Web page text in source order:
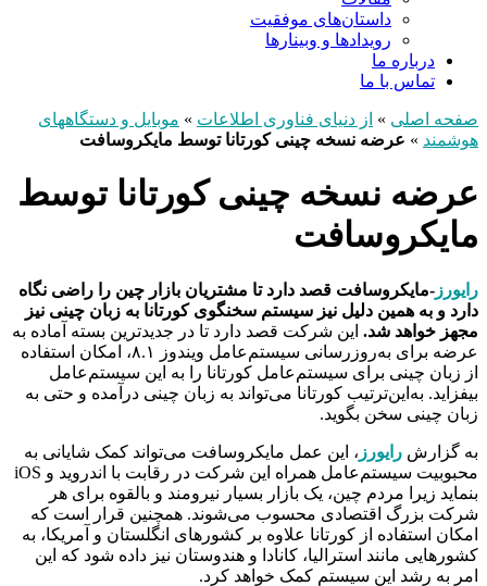
داستان‌های موفقیت
رویدادها و وبینارها
درباره ما
تماس با ما
صفحه اصلی » از دنیای فناوری اطلاعات » موبایل و دستگاههای
هوشمند » عرضه نسخه چینی کورتانا توسط مایکروسافت
عرضه نسخه چینی کورتانا توسط
مایکروسافت
رایورز -مایکروسافت قصد دارد تا مشتریان بازار چین را راضی نگاه
دارد و به همین دلیل نیز سیستم سخنگوی کورتانا به زبان چینی نیز
مجهز خواهد شد. این شرکت قصد دارد تا در جدیدترین بسته آماده به
عرضه برای به‌روزرسانی سیستم‌عامل ویندوز ۸.۱، امکان استفاده
از زبان چینی برای سیستم‌عامل کورتانا را به این سیستم‌عامل
بیفزاید. به‌این‌ترتیب کورتانا می‌تواند به زبان چینی درآمده و حتی به
زبان چینی سخن بگوید.
به گزارش رایورز ، این عمل مایکروسافت می‌تواند کمک شایانی به
محبوبیت سیستم‌عامل همراه این شرکت در رقابت با اندروید و iOS
بنماید زیرا مردم چین، یک بازار بسیار نیرومند و بالقوه برای هر
شرکت بزرگ اقتصادی محسوب می‌شوند. همچنین قرار است که
امکان استفاده از کورتانا علاوه بر کشورهای انگلستان و آمریکا، به
کشورهایی مانند استرالیا، کانادا و هندوستان نیز داده شود که این
امر به رشد این سیستم کمک خواهد کرد.